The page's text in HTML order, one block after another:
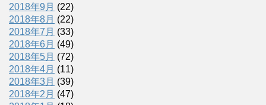
2018年9月 (22)
2018年8月 (22)
2018年7月 (33)
2018年6月 (49)
2018年5月 (72)
2018年4月 (11)
2018年3月 (39)
2018年2月 (47)